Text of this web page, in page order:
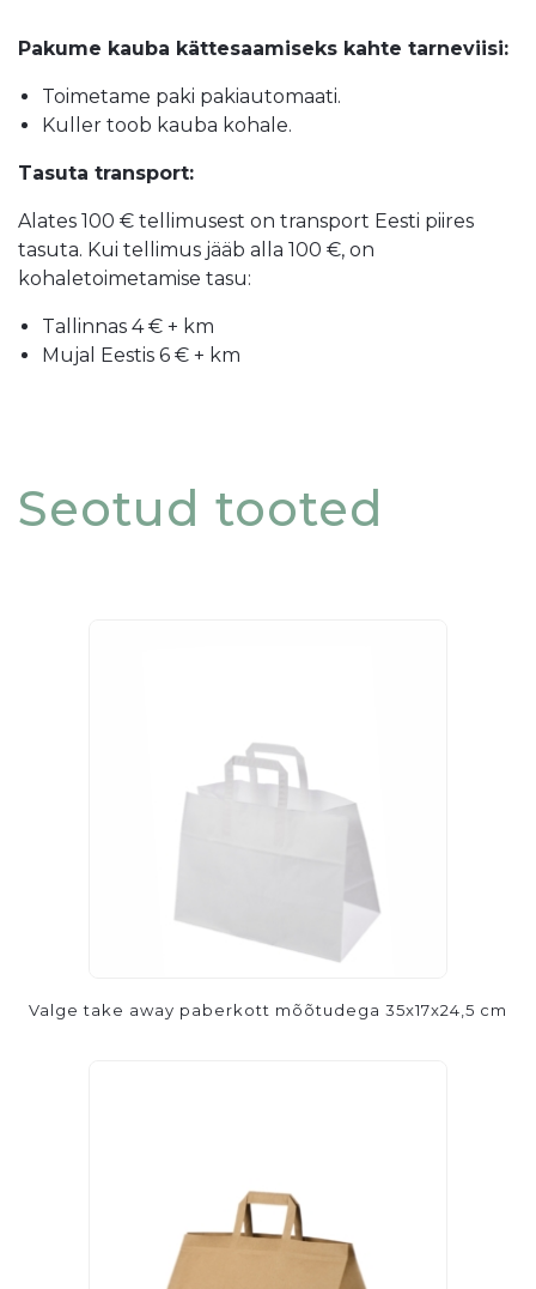
Pakume kauba kättesaamiseks kahte tarneviisi:
Toimetame paki pakiautomaati.
Kuller toob kauba kohale.
Tasuta transport:
Alates 100 € tellimusest on transport Eesti piires
tasuta. Kui tellimus jääb alla 100 €, on
kohaletoimetamise tasu:
Tallinnas 4 € + km
Mujal Eestis 6 € + km
Seotud tooted
Valge take away paberkott mõõtudega 35x17x24,5 cm